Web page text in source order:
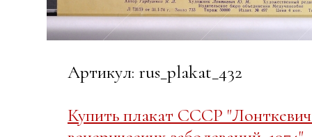
Артикул: rus_plakat_432
Купить плакат СССР